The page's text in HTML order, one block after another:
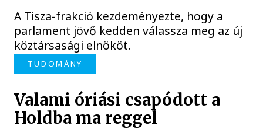
A Tisza-frakció kezdeményezte, hogy a
parlament jövő kedden válassza meg az új
köztársasági elnököt.
TUDOMÁNY
Valami óriási csapódott a
Holdba ma reggel